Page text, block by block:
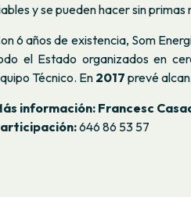
y se pueden hacer sin primas
6 años de existencia, Som
el Estado organizados en
Técnico. En 2017 prevé
información:Francesc
646 86 53 57